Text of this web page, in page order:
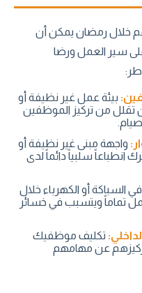
خلال رمضان يمكن أن
سير العمل ورضا
بيئة عمل غير نظيفة أو
تقلل من تركيز الموظفين
واجهة مبنى غير نظيفة أو
انطباعاً سلبياً دائماً لدى
السباكة أو الكهرباء خلال
تماماً ويتسبب في خسائر
تكليف موظفيك
عن مهامهم